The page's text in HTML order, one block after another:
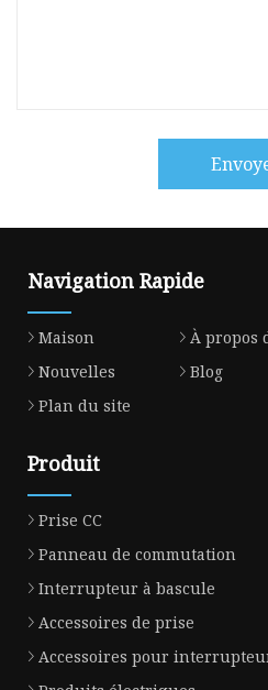
Navigation Rapide
Maison À propos
Nouvelles
Blog
Plan du site
Produit
Prise CC
Panneau de commutation
Interrupteur à bascule
Accessoires de prise
Accessoires pour